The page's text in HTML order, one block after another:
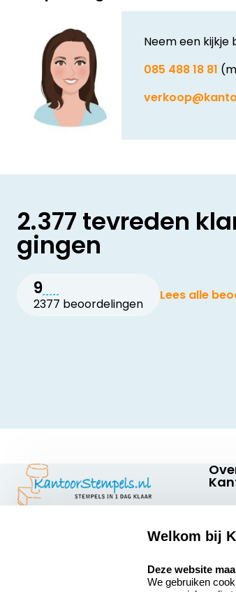
Neem een kijkje
085 488 18 81
2.377 tevreden
gingen
9
2377 beoordelingen
Lees alle
Welkom bij
Deze website
We gebruiken